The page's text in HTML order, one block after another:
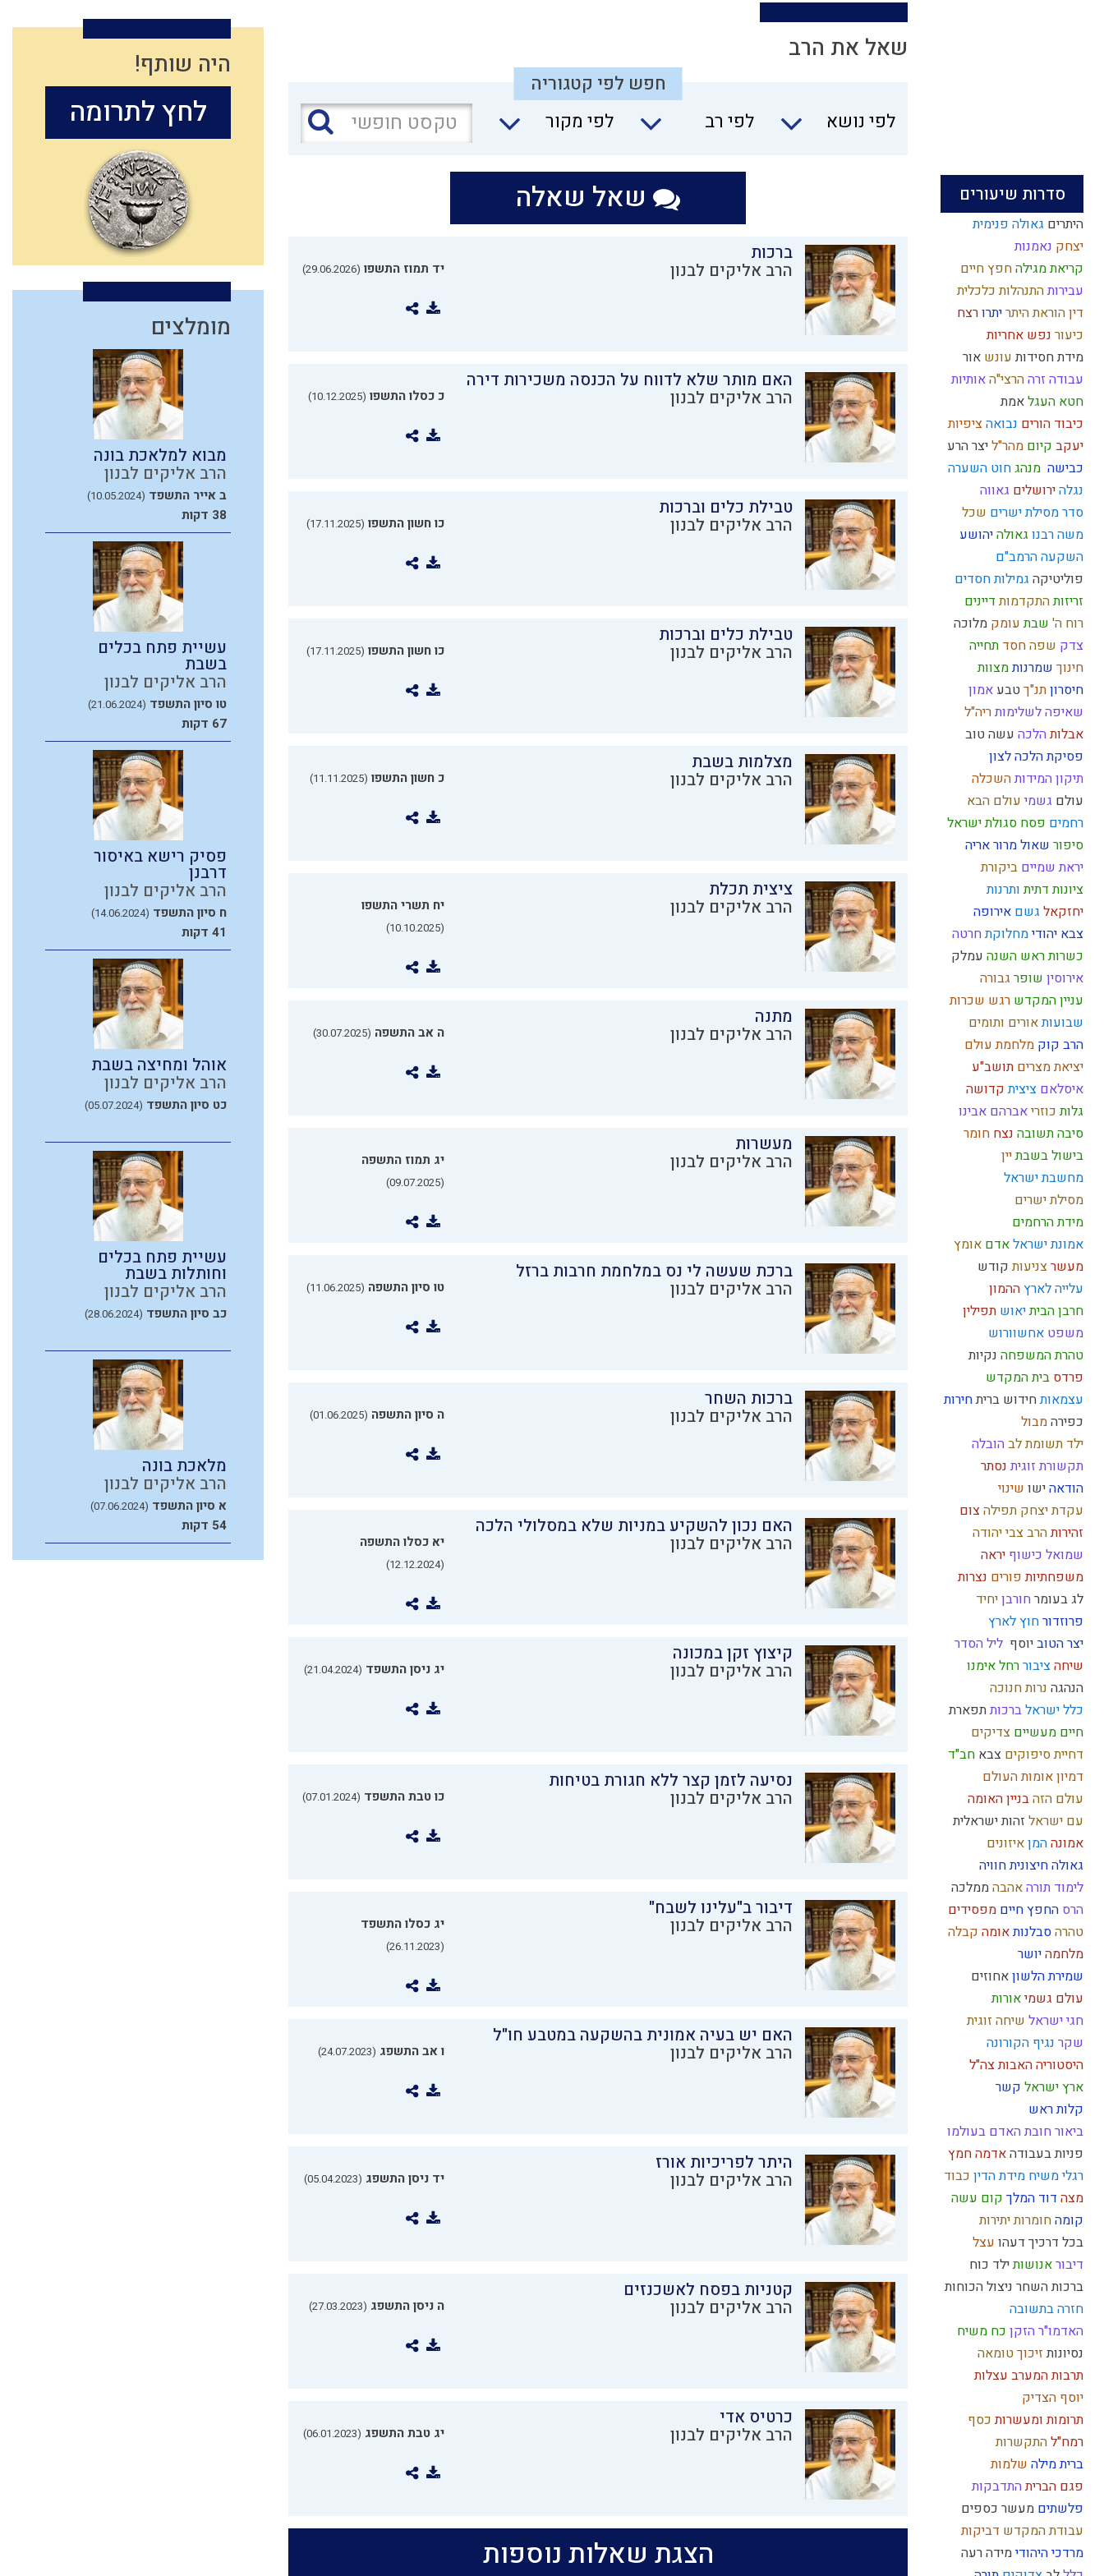
סדרות שיעורים
היתרים גאולה פנימית
יצחק נאמנות
קריאת מגילהחפץ חיים
עבירותהתנהלות כלכלית
דיןהוראת היתריתרורצח
כיעור נפש אחריות
מידת חסידותעונש אור
עבודה זרההרצי"האותיות
חטא העגלאמת
כיבוד הורים נבואהציפיות
יעקב קיום מהר"ליצר הרע
כבישה מנהגחוט השערה
נגלהירושלים גאווה
סדר מסילת ישרים שכל
משה רבנו גאולהיהושע
השקעההרמב"ם
פוליטיקה גמילות חסדים
זריזותהתקדמותדיינים
רוח ה' שבתעומק מלוכה
צדק שפהחסד תחייה
חינוך שמרנותמצוות
חיסרוןתנ"ךטבע אמון
שאיפה לשלימותריה"ל
אבלותהלכה עשה טוב
פסיקת הלכהלצון
תיקון המידותהשכלה
עולם גשמי עולם הבא
רחמים פסח סגולת ישראל
סיפור שאולמרוראריה
יראת שמיים ביקורת
ציונות דתיתותרנות
יחזקאל גשם אירופה
צבא יהודימחלוקתחרטה
כשרותראש השנה עמלק
אירוסין שופר גבורה
עניין המקדש רגש שכרות
שבועותאורים ותומים
הרב קוק מלחמת עולם
יציאת מצרים תושב"ע
איסלאם ציציתקדושה
גלותכוזריאברהם אבינו
סיבהתשובה נצח חומר
בישול בשבתיין
מחשבת ישראל
מסילת ישרים
מידת הרחמים
אמונת ישראלאדם אומץ
מעשרצניעותקודש
עלייה לארץההמון
חרבן הביתיאוש תפילין
משפט אחשוורוש
טהרת המשפחה נקיות
פרדס בית המקדש
עצמאותחידוש בריתחירות
כפירהמבול
ילד תשומת לב הובלה
תקשורת זוגית נסתר
הודאהישו שינוי
עקדת יצחק תפילהצום
זהירותהרב צבי יהודה
שמואל כישוף יראה
משפחתיותפורים נצרות
לג בעומר חורבןיחיד
פרוזדורחוץ לארץ
יצר הטוביוסף ליל הסדר
שיחהציבוררחל אימנו
הנהגה נרות חנוכה
כלל ישראלברכותתפארת
חיים מעשיים צדיקים
דחיית סיפוקים צבא חב"ד
דמיוןאומות העולם
עולם הזהבניין האומה
עם ישראל זהות ישראלית
אמונההמןאיזונים
גאולה חיצוניתחוויה
לימוד תורהאהבהממלכה
הרס החפץ חיים מפסידים
טהרהסבלנותאומה קבלה
מלחמהיושר
שמירת הלשוןאחוזים
עולם גשמיאורות
חגי ישראל שיחה זוגית
שקר נגיף הקורונה
היסטוריההאבותצה"ל
ארץ ישראל קשר
קלות ראש
ביאור חובת האדם בעולמו
פניות בעבודהאדמהחמץ
רגלי משיח מידת הדין כבוד
מצה דוד המלך קום עשה
קומהחומרות יתירות
בכל דרכיך דעהו עצל
דיבוראנושותילד כוח
ברכות השחר ניצול הכוחות
חזרה בתשובה
האדמו"ר הזקן כח משיח
נסיונותזיכוךטומאה
תרבות המערב עצלות
יוסף הצדיק
תרומות ומעשרותכסף
רמח"להתקשרות
ברית מילה שלמות
פגם הבריתהתדבקות
פלשתים מעשר כספים
עבודת המקדש דביקות
מרדכי היהודימידה רעה
שאל את הרב
חפש לפי קטגוריה
לפי נושא
לפי רב לפי מקור
שאל שאלה
ברכות
הרב אליקים לבנון יד תמוז התשפו (29.06.2026)
האם מותר שלא לדווח על הכנסה משכירות דירה
הרב אליקים לבנון כ כסלו התשפו (10.12.2025)
טבילת כלים וברכות
הרב אליקים לבנון כו חשון התשפו (17.11.2025)
טבילת כלים וברכות
הרב אליקים לבנון כו חשון התשפו (17.11.2025)
מצלמות בשבת
הרב אליקים לבנון כ חשון התשפו (11.11.2025)
ציצית תכלת
הרב אליקים לבנון יח תשרי התשפו
(10.10.2025)
מתנה
הרב אליקים לבנון ה אב התשפה (30.07.2025)
מעשרות
הרב אליקים לבנון יג תמוז התשפה
(09.07.2025)
ברכת שעשה לי נס במלחמת חרבות ברזל
הרב אליקים לבנון טו סיון התשפה (11.06.2025)
ברכות השחר
הרב אליקים לבנון ה סיון התשפה (01.06.2025)
האם נכון להשקיע במניות שלא במסלולי הלכה
הרב אליקים לבנון יא כסלו התשפה
(12.12.2024)
קיצוץ זקן במכונה
הרב אליקים לבנון יג ניסן התשפד (21.04.2024)
נסיעה לזמן קצר ללא חגורת בטיחות
הרב אליקים לבנון כו טבת התשפד (07.01.2024)
דיבור ב"עלינו לשבח"
הרב אליקים לבנון יג כסלו התשפד
(26.11.2023)
האם יש בעיה אמונית בהשקעה במטבע חו"ל
הרב אליקים לבנון ו אב התשפג (24.07.2023)
היתר לפריכיות אורז
הרב אליקים לבנון יד ניסן התשפג (05.04.2023)
קטניות בפסח לאשכנזים
הרב אליקים לבנון ה ניסן התשפג (27.03.2023)
כרטיס אדי
הרב אליקים לבנון יג טבת התשפג (06.01.2023)
הצגת שאלות נוספות
היה שותף!
לחץ לתרומה
מומלצים
מבוא למלאכת בונה
הרב אליקים לבנון
ב אייר התשפד (10.05.2024)
38 דקות
עשיית פתח בכלים
בשבת
הרב אליקים לבנון
טו סיון התשפד (21.06.2024)
67 דקות
פסיק רישא באיסור
דרבנן
הרב אליקים לבנון
ח סיון התשפד (14.06.2024)
41 דקות
אוהל ומחיצה בשבת
הרב אליקים לבנון
כט סיון התשפד (05.07.2024)
עשיית פתח בכלים
וחותלות בשבת
הרב אליקים לבנון
כב סיון התשפד (28.06.2024)
מלאכת בונה
הרב אליקים לבנון
א סיון התשפד (07.06.2024)
54 דקות